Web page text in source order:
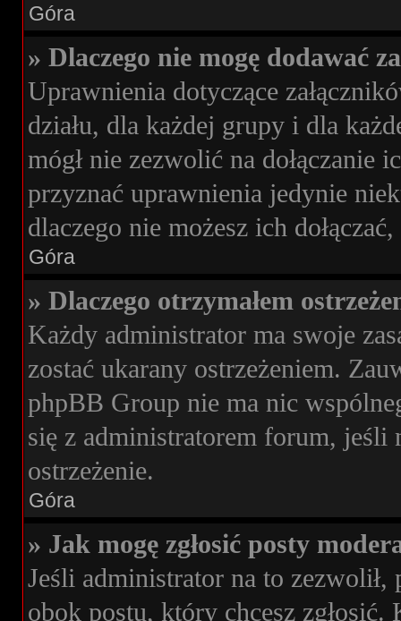
Góra
» Dlaczego nie mogę dodawać
Uprawnienia dotyczące
działu, dla każdej grupy i dla
mógł nie zezwolić na
przyznać uprawnienia jedynie
dlaczego nie możesz ich
Góra
» Dlaczego otrzymałem
Każdy administrator ma swoje
zostać ukarany ostrzeżeniem.
phpBB Group nie ma nic
się z administratorem forum, jeśli
ostrzeżenie.
Góra
» Jak mogę zgłosić posty
Jeśli administrator na to
obok postu, który chcesz